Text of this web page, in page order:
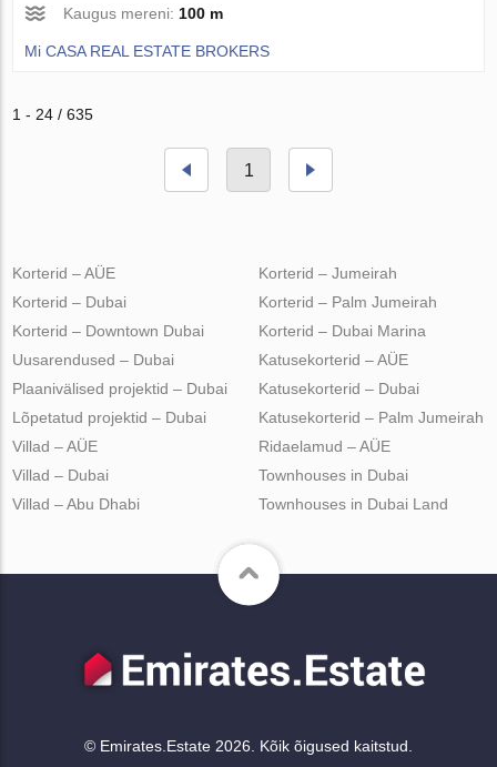
Kaugus mereni: 100 m
Mi CASA REAL ESTATE BROKERS
1 - 24 / 635
1
Korterid – AÜE
Korterid – Dubai
Korterid – Downtown Dubai
Korterid – Jumeirah
Korterid – Palm Jumeirah
Korterid – Dubai Marina
Uusarendused – Dubai
Plaanivälised projektid – Dubai
Lõpetatud projektid – Dubai
Katusekorterid – AÜE
Katusekorterid – Dubai
Katusekorterid – Palm Jumeirah
Villad – AÜE
Villad – Dubai
Villad – Abu Dhabi
Ridaelamud – AÜE
Townhouses in Dubai
Townhouses in Dubai Land
© Emirates.Estate 2026. Kõik õigused kaitstud.